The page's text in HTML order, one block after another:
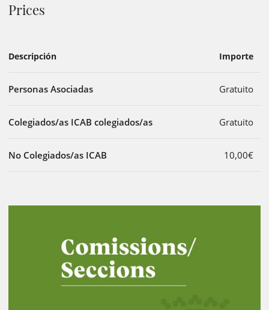
Prices
Descripción Importe
Personas Asociadas Gratuito
Colegiados/as ICAB colegiados/as Gratuito
No Colegiados/as ICAB 10,00€